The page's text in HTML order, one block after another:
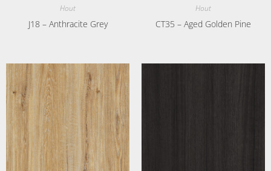
Hout
J18 – Anthracite Grey
Hout
CT35 – Aged Golden Pine